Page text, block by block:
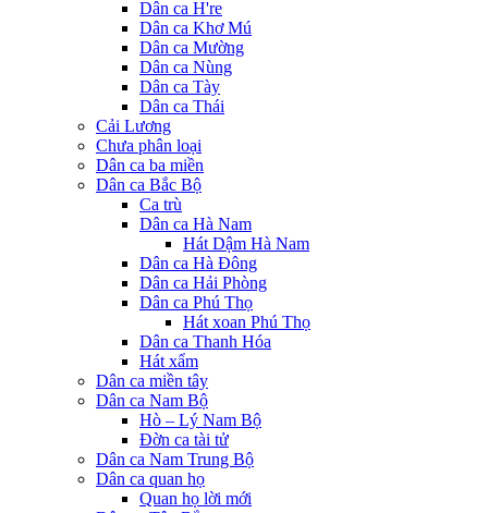
Dân ca H're
Dân ca Khơ Mú
Dân ca Mường
Dân ca Nùng
Dân ca Tày
Dân ca Thái
Cải Lương
Chưa phân loại
Dân ca ba miền
Dân ca Bắc Bộ
Ca trù
Dân ca Hà Nam
Hát Dậm Hà Nam
Dân ca Hà Đông
Dân ca Hải Phòng
Dân ca Phú Thọ
Hát xoan Phú Thọ
Dân ca Thanh Hóa
Hát xẩm
Dân ca miền tây
Dân ca Nam Bộ
Hò – Lý Nam Bộ
Đờn ca tài tử
Dân ca Nam Trung Bộ
Dân ca quan họ
Quan họ lời mới